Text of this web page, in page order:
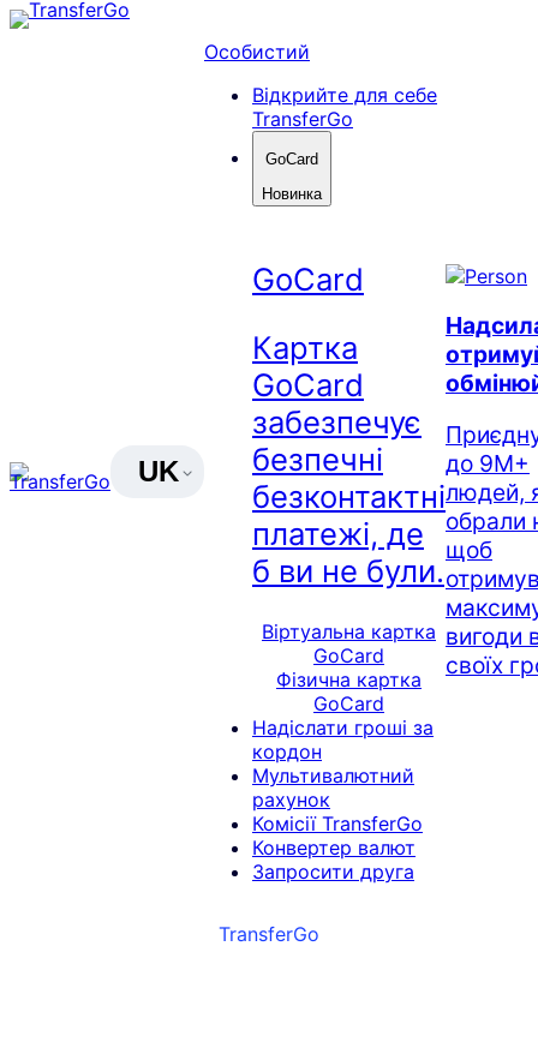
Перейти
UK
Особистий
Відкрийте для себе
TransferGo
GoCard
Новинка
GoCard
Картка
GoCard
забезпечує
безпечні
безконтактні
платежі, де
б ви не були.
Віртуальна картка
GoCard
Фізична картка
GoCard
Надіслати гроші за
кордон
Мультивалютний
рахунок
Комісії TransferGo
Конвертер валют
Запросити друга
до 9M+
людей,
обрали
щоб
вигоди
своїх
TransferGo